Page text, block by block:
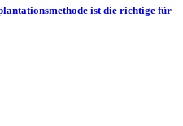
ist die richtige für